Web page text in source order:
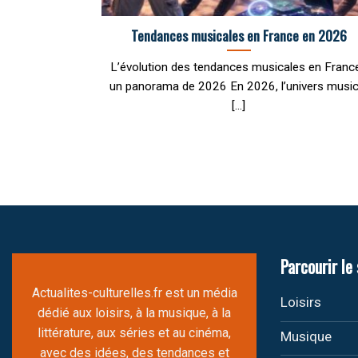
Tendances musicales en France en 2026
L’évolution des tendances musicales en
un panorama de 2026 En 2026, l’univers
[...]
Actualites-culturelles.fr est un média
dédié aux loisirs, à la musique, à la
littérature, aux séries et au cinéma,
avec des idées, des tendances et
Parcourir
Loisirs
Musique